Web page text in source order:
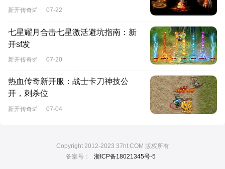
新开传奇sf 07-22
七星耀月合击七星激活避坑指南：新
开sf发
新开传奇sf 07-20
热血传奇新开服：战士卡刀神技公
开，刺杀位
新开传奇sf 07-04
Copyright 2012-2023 37hf.COM 版权所有
备案号：
浙ICP备18021345号-5